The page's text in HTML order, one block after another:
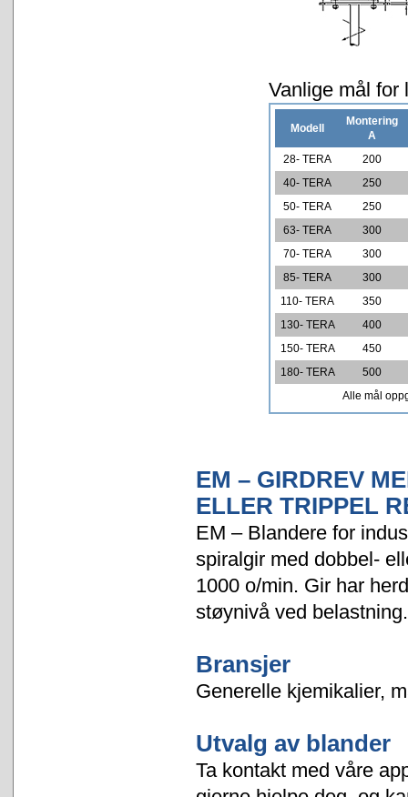
Vanlige mål for
Modell
Montering
A
28- TERA
200
40- TERA
250
50- TERA
250
63- TERA
300
70- TERA
300
85- TERA
300
110- TERA
350
130- TERA
400
150- TERA
450
180- TERA
500
Alle mål
EM – GIRDREV
ELLER TRIPPEL
EM – Blandere for
spiralgir med dobbel-
1000 o/min. Gir har
støynivå ved belastning.
Bransjer
Generelle kjemikalier,
Utvalg av blander
Ta kontakt med våre